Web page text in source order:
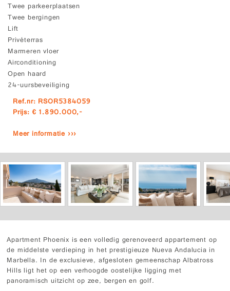
Twee parkeerplaatsen
Twee bergingen
Lift
Privéterras
Marmeren vloer
Airconditioning
Open haard
24-uursbeveiliging
Ref.nr: RSOR5384059
Prijs: € 1.890.000,-
Meer informatie ›››
Apartment Phoenix is een volledig gerenoveerd appartement op
de middelste verdieping in het prestigieuze Nueva Andalucia in
Marbella. In de exclusieve, afgesloten gemeenschap Albatross
Hills ligt het op een verhoogde oostelijke ligging met
panoramisch uitzicht op zee, bergen en golf.